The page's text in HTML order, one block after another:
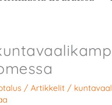
/ Artikkelit /